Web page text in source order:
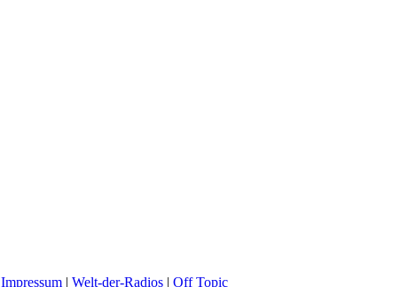
Impressum | Welt-der-Radios | Off Topic